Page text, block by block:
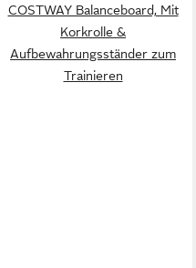
COSTWAY Balanceboard, Mit
Korkrolle &
Aufbewahrungsständer zum
Trainieren